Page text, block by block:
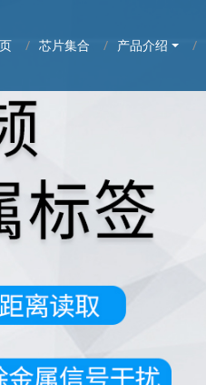
芯片集合 产品介绍